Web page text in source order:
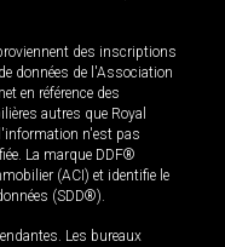
des inscriptions
données de l'Association
en référence des
autres que Royal
n'est pas
La marque DDF®
(ACI) et identifie le
(SDD®).
Les bureaux